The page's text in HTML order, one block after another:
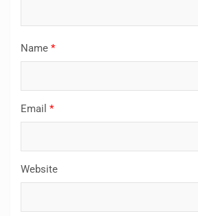
Name *
Email *
Website